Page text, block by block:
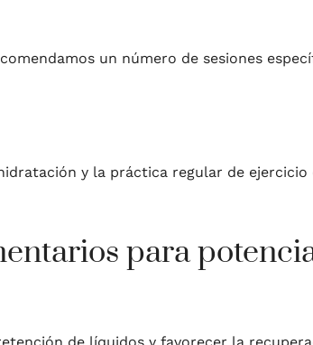
un número de sesiones
y la práctica regular de
para